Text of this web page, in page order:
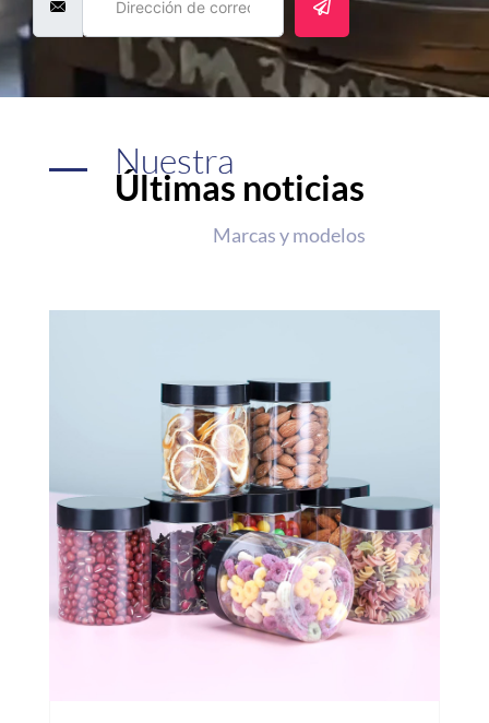
Nuestra
Últimas noticias
Marcas y modelos